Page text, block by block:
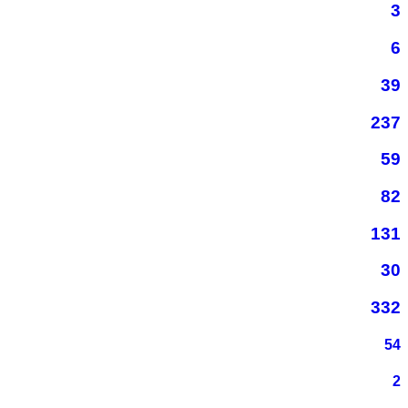
3
6
39
237
59
82
131
30
332
54
2